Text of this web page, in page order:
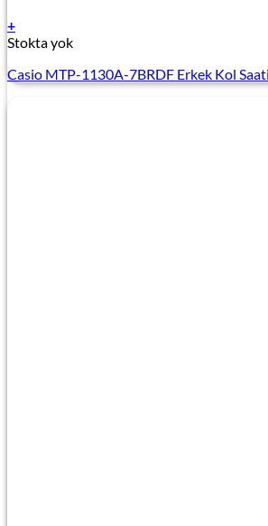
+
Stokta yok
Casio MTP-1130A-7BRDF Erkek Kol Saati